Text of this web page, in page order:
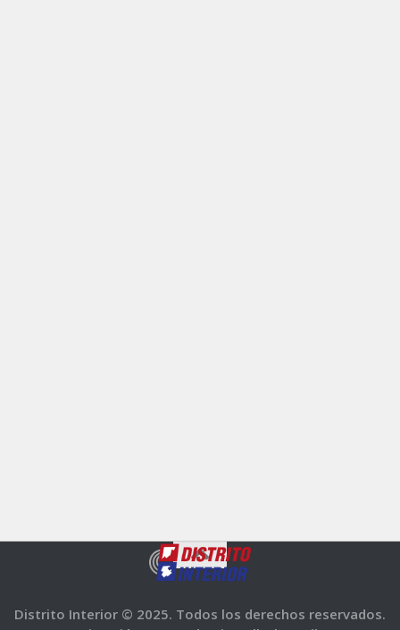
Distrito Interior © 2025. Todos los derechos reservados.